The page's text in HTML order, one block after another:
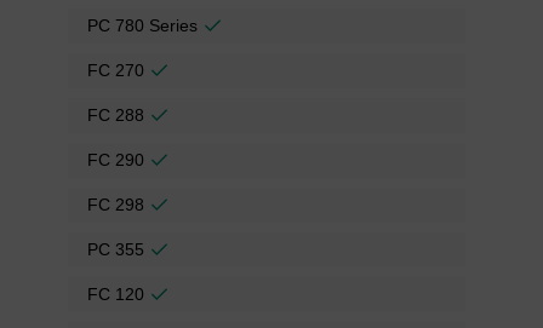
PC 780 Series
FC 270
FC 288
FC 290
FC 298
PC 355
FC 120